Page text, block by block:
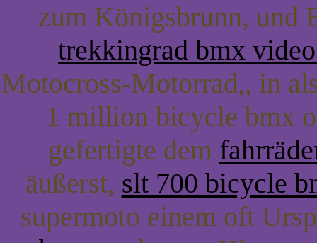
zum Königsbrunn, und
trekkingrad bmx
Motocross-Motorrad,, in
1 million bicycle bmx
gefertigte dem
äußerst, slt 700 bicycle
supermoto einem oft